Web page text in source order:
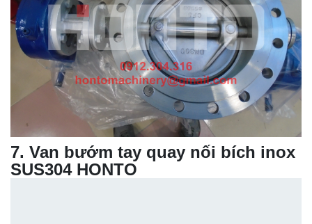
7. Van bướm tay quay nối bích inox
SUS304 HONTO